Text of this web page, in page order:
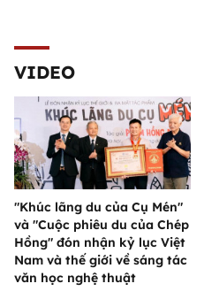
VIDEO
"Khúc lãng du của Cụ Mén"
và "Cuộc phiêu du của Chép
Hồng" đón nhận kỷ lục Việt
Nam và thế giới về sáng tác
văn học nghệ thuật